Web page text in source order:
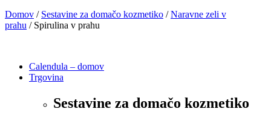
Domov / Sestavine za domačo kozmetiko /Naravne zeli v
prahu / Spirulina v prahu
Calendula – domov
Trgovina
Sestavine za domačo kozmetiko